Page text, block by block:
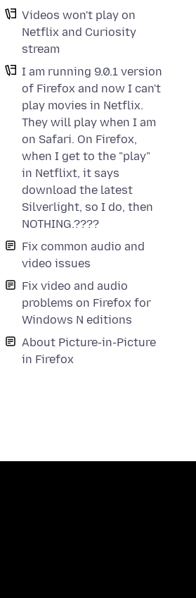
Videos won't play on
Netflix and Curiosity
stream
I am running 9.0.1 version
of Firefox and now I can't
play movies in Netflix.
They will play when I am
on Safari. On Firefox,
when I get to the "play"
in Netflixt, it says
download the latest
Silverlight, so I do, then
NOTHING.????
Fix common audio and
video issues
Fix video and audio
problems on Firefox for
Windows N editions
About Picture-in-Picture
in Firefox